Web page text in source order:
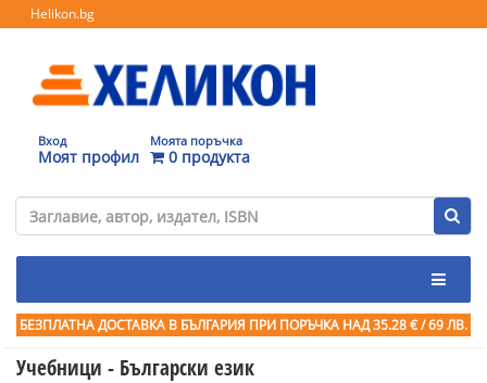
Helikon.bg
Вход
Моят профил
Моята поръчка
0 продукта
БЕЗПЛАТНА ДОСТАВКА В БЪЛГАРИЯ ПРИ ПОРЪЧКА НАД 35.28 € / 69 ЛВ.
Учебници - Български език